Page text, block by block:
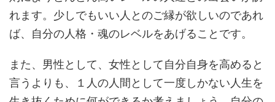
れます。少しでもいい人とのご縁が欲しいのであれ
ば、自分の人格・魂のレベルをあげることです。
また、男性として、女性として自分自身を高めると
言うよりも、１人の人間として一度しかない人生を